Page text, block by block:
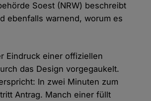
Soest (NRW) beschreibt
ebenfalls warnend, worum es
Eindruck einer offiziellen
das Design vorgegaukelt.
In zwei Minuten zum
Antrag. Manch einer füllt